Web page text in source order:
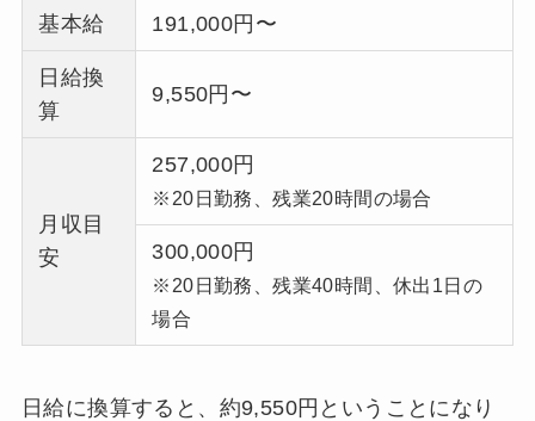
基本給 191,000円〜
日給換
算
9,550円〜
月収目
安
257,000円
※20日勤務、残業20時間の場合
300,000円
※20日勤務、残業40時間、休出1日の
場合
日給に換算すると、約9,550円ということになり